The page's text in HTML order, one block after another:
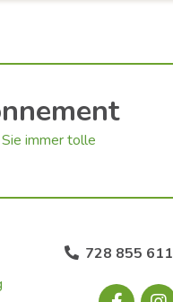
immer tolle
728 855 611